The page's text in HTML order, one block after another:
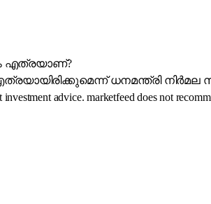
എത്രയാണ്?
ധനമന്ത്രി
advice. marketfeed does not